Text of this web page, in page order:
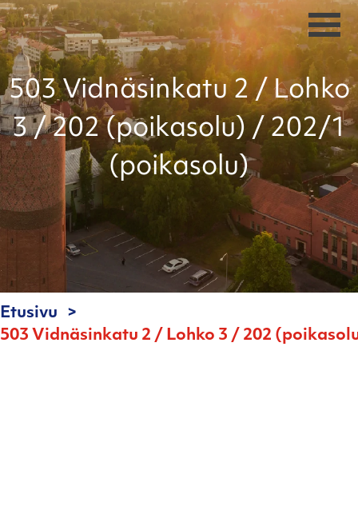
503 Vidnäsinkatu 2 / Lohko
3 / 202 (poikasolu) / 202/1
(poikasolu)
Etusivu
503 Vidnäsinkatu 2 / Lohko 3 / 202